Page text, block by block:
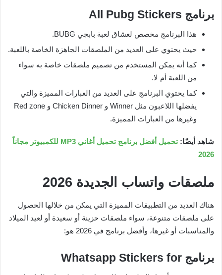
برنامج All Pubg Stickers
هذا البرنامج مخصص لعشاق لعبة بابجي BUBG.
حيث يحتوي على العديد من الملصقات الجاهزة الخاصة باللعبة.
كما أنه يمكن المستخدم من تصميم ملصقات خاصة به سواء
من اللعبة أم لا.
كما يحتوي البرنامج على العديد من العبارات المميزة والتي
يفضلها اللاعبون مثل Winner و Chicken Dinner و Red zone
وغيرها من العبارات المميزة.
شاهد أيضًا:
تحميل أفضل برنامج تحميل أغاني MP3 للكمبيوتر مجاناً
2026
ملصقات واتساب الجديدة 2026
هناك العديد من التطبيقات المميزة التي يمكن من خلالها الحصول
على ملصقات متنوعة، سواء ملصقات حزينة أو سعيدة أو لعيد الميلاد
والمناسبات أو غيرها، وأفضل برنامج في 2026 هو:
برنامج Whatsapp Stickers for